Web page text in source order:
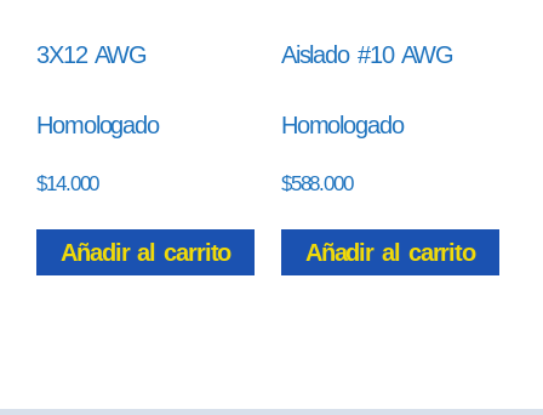
3X12 AWG
Homologado
$14.000
Añadir al carrito
Aislado #10 AWG
Homologado
$588.000
Añadir al carrito